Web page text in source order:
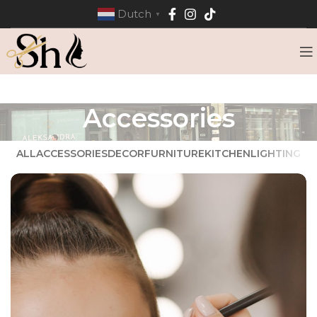
Dutch ▼
Accessories
ALLACCESSORIESDECORFURNITUREKITCHENLIGHTING